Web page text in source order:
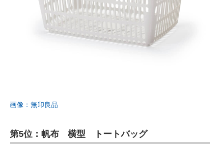
画像：無印良品
第5位：帆布 横型 トートバッグ